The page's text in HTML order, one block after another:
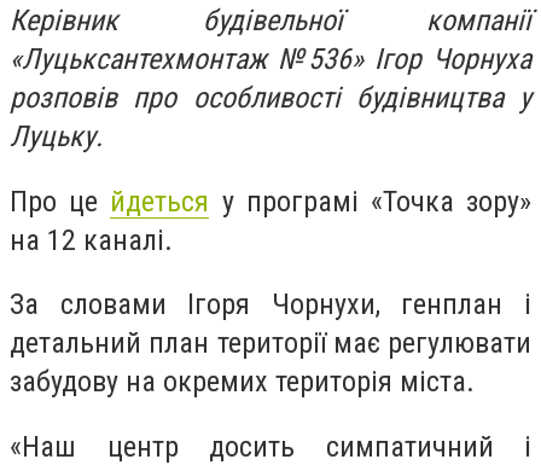
Керівник будівельної компанії
«Луцьксантехмонтаж №536» Ігор Чорнуха
розповів про особливості будівництва у
Луцьку.
Про це йдеться у програмі «Точка зору»
на 12 каналі.
За словами Ігоря Чорнухи, генплан і
детальний план території має регулювати
забудову на окремих територія міста.
«Наш центр досить симпатичний і